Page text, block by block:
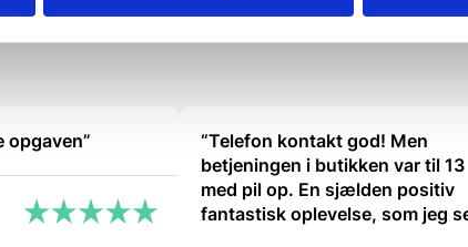
399,00 DKK.
opgaven”
“Telefon kontakt god! Men
betjeningen i butikken var til 13
med pil op. En sjælden positiv
fantastisk oplevelse, som jeg